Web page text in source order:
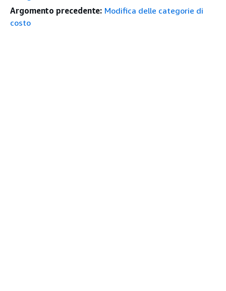
Argomento precedente: Modifica delle categorie di
costo